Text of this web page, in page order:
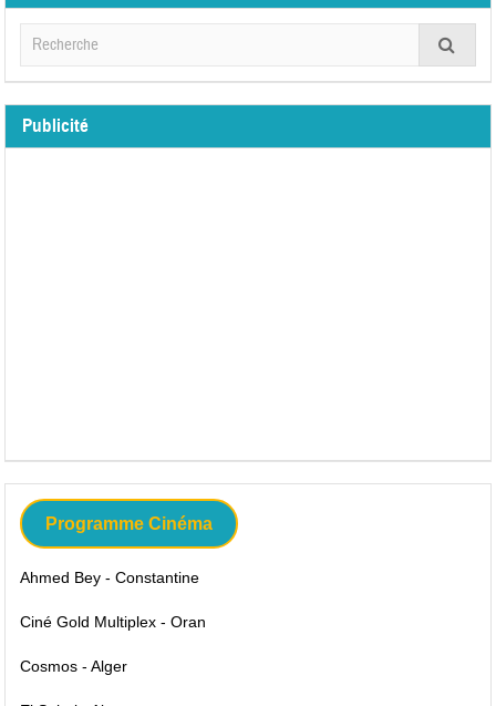
Publicité
Programme Cinéma
Ahmed Bey - Constantine
Ciné Gold Multiplex - Oran
Cosmos - Alger